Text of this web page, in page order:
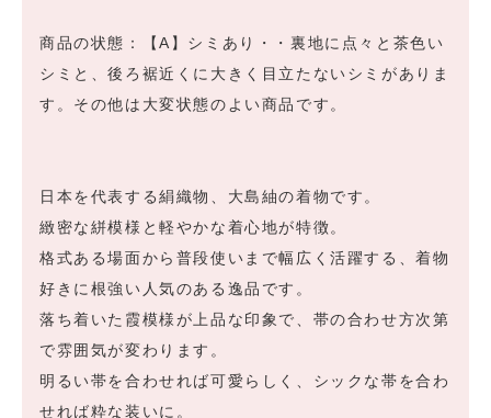
商品の状態：【A】シミあり・・裏地に点々と茶色い
シミと、後ろ裾近くに大きく目立たないシミがありま
す。その他は大変状態のよい商品です。
日本を代表する絹織物、大島紬の着物です。
緻密な絣模様と軽やかな着心地が特徴。
格式ある場面から普段使いまで幅広く活躍する、着物
好きに根強い人気のある逸品です。
落ち着いた霞模様が上品な印象で、帯の合わせ方次第
で雰囲気が変わります。
明るい帯を合わせれば可愛らしく、シックな帯を合わ
せれば粋な装いに。